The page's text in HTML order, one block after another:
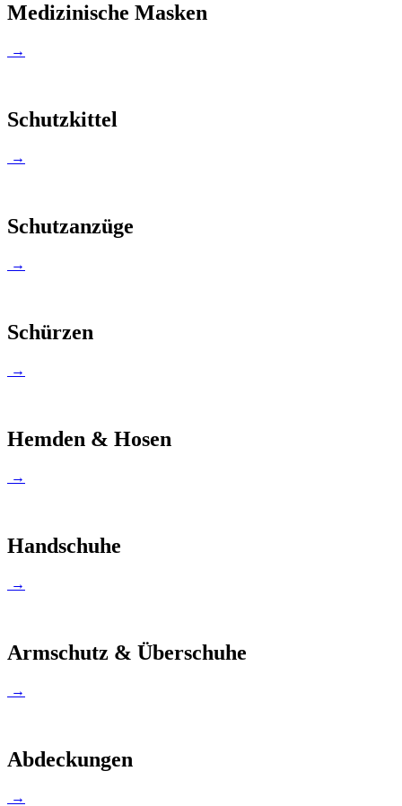
Medizinische Masken
→
Schutzkittel
→
Schutzanzüge
→
Schürzen
→
Hemden & Hosen
→
Handschuhe
→
Armschutz & Überschuhe
→
Abdeckungen
→